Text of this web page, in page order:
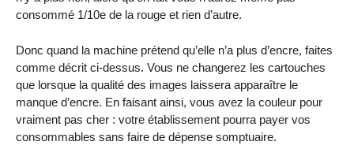
consommé 1/10e de la rouge et rien d’autre.
Donc quand la machine prétend qu’elle n’a plus d’encre, faites
comme décrit ci-dessus. Vous ne changerez les cartouches
que lorsque la qualité des images laissera apparaître le
manque d’encre. En faisant ainsi, vous avez la couleur pour
vraiment pas cher : votre établissement pourra payer vos
consommables sans faire de dépense somptuaire.